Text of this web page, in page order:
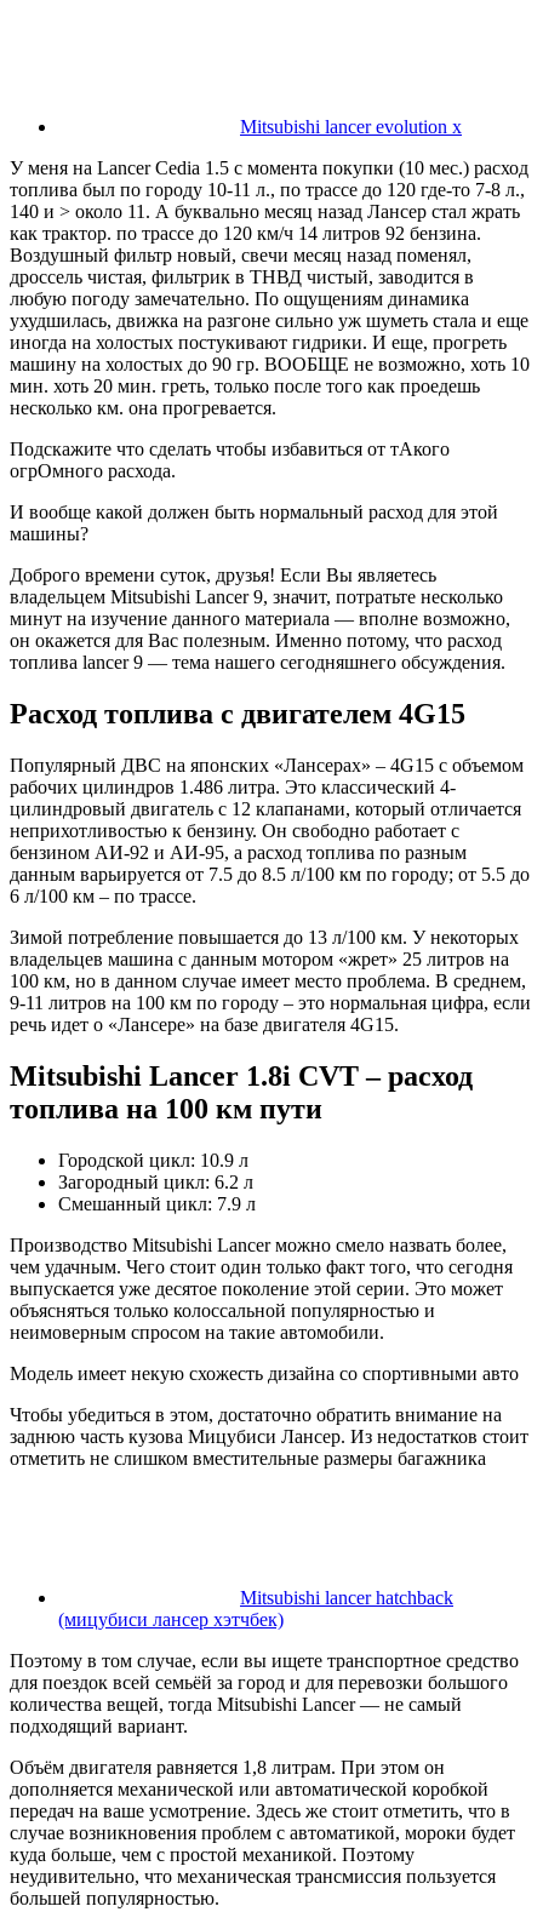
Mitsubishi lancer evolution x
У меня на Lancer Cedia 1.5 с момента покупки (10 мес.) расход
топлива был по городу 10-11 л., по трассе до 120 где-то 7-8 л.,
140 и > около 11. А буквально месяц назад Лансер стал жрать
как трактор. по трассе до 120 км/ч 14 литров 92 бензина.
Воздушный фильтр новый, свечи месяц назад поменял,
дроссель чистая, фильтрик в ТНВД чистый, заводится в
любую погоду замечательно. По ощущениям динамика
ухудшилась, движка на разгоне сильно уж шуметь стала и еще
иногда на холостых постукивают гидрики. И еще, прогреть
машину на холостых до 90 гр. ВООБЩЕ не возможно, хоть 10
мин. хоть 20 мин. греть, только после того как проедешь
несколько км. она прогревается.
Подскажите что сделать чтобы избавиться от тАкого
огрОмного расхода.
И вообще какой должен быть нормальный расход для этой
машины?
Доброго времени суток, друзья! Если Вы являетесь
владельцем Mit­subishi Lancer 9, значит, потратьте несколько
минут на изучение данного материала — вполне возможно,
он окажется для Вас полезным. Именно потому, что расход
топлива lancer 9 — тема нашего сегодняшнего обсуждения.
Расход топлива с двигателем 4G15
Популярный ДВС на японских «Лансерах» – 4G15 с объемом
рабочих цилиндров 1.486 литра. Это классический 4-
цилиндровый двигатель с 12 клапанами, который отличается
неприхотливостью к бензину. Он свободно работает с
бензином АИ-92 и АИ-95, а расход топлива по разным
данным варьируется от 7.5 до 8.5 л/100 км по городу; от 5.5 до
6 л/100 км – по трассе.
Зимой потребление повышается до 13 л/100 км. У некоторых
владельцев машина с данным мотором «жрет» 25 литров на
100 км, но в данном случае имеет место проблема. В среднем,
9-11 литров на 100 км по городу – это нормальная цифра, если
речь идет о «Лансере» на базе двигателя 4G15.
Mitsubishi Lancer 1.8i CVT – расход
топлива на 100 км пути
Городской цикл: 10.9 л
Загородный цикл: 6.2 л
Смешанный цикл: 7.9 л
Производство Mitsubishi Lancer можно смело назвать более,
чем удачным. Чего стоит один только факт того, что сегодня
выпускается уже десятое поколение этой серии. Это может
объясняться только колоссальной популярностью и
неимоверным спросом на такие автомобили.
Модель имеет некую схожесть дизайна со спортивными авто
Чтобы убедиться в этом, достаточно обратить внимание на
заднюю часть кузова Мицубиси Лансер. Из недостатков стоит
отметить не слишком вместительные размеры багажника
Mitsubishi lancer hatchback
(мицубиси лансер хэтчбек)
Поэтому в том случае, если вы ищете транспортное средство
для поездок всей семьёй за город и для перевозки большого
количества вещей, тогда Mitsubishi Lancer — не самый
подходящий вариант.
Объём двигателя равняется 1,8 литрам. При этом он
дополняется механической или автоматической коробкой
передач на ваше усмотрение. Здесь же стоит отметить, что в
случае возникновения проблем с автоматикой, мороки будет
куда больше, чем с простой механикой. Поэтому
неудивительно, что механическая трансмиссия пользуется
большей популярностью.